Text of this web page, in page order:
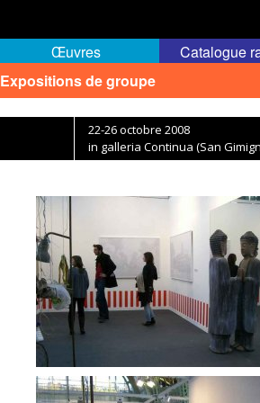
Expositions de groupe
Œuvres Catalogue
22-26 octobre 2008
in galleria Continua (San